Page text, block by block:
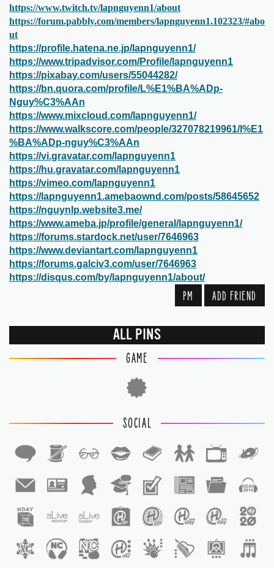
https://www.twitch.tv/lapnguyenn1/about
https://forum.pabbly.com/members/lapnguyenn1.102323/#abo
ut
https://profile.hatena.ne.jp/lapnguyenn1/
https://www.tripadvisor.com/Profile/lapnguyenn1
https://pixabay.com/users/55044282/
https://bn.quora.com/profile/L%E1%BA%ADp-
Nguy%C3%AAn
https://www.mixcloud.com/lapnguyenn1/
https://www.walkscore.com/people/327078219961/l%E1
%BA%ADp-nguy%C3%AAn
https://vi.gravatar.com/lapnguyenn1
https://hu.gravatar.com/lapnguyenn1
https://vimeo.com/lapnguyenn1
https://lapnguyenn1.amebaownd.com/posts/58645652
https://nguynlp.website3.me/
https://www.ameba.jp/profile/general/lapnguyenn1/
https://forums.stardock.net/user/7646963
https://www.deviantart.com/lapnguyenn1
https://forums.galciv3.com/user/7646963
https://disqus.com/by/lapnguyenn1/about/
PM ADD FRIEND
ALL PINS
GAME
SOCIAL